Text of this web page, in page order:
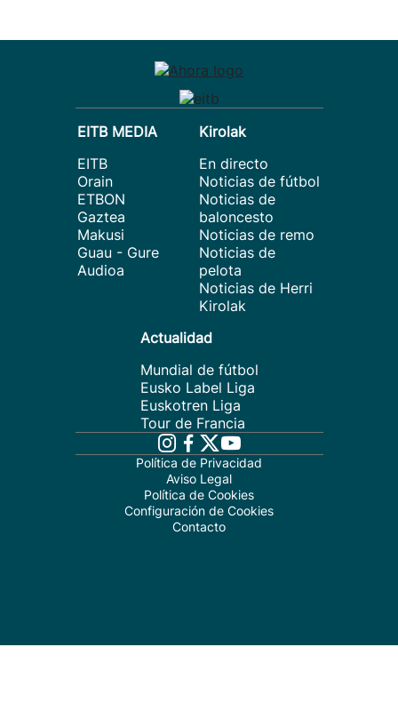
EITB MEDIA
EITB
Orain
ETBON
Gaztea
Makusi
Guau - Gure
Audioa
Kirolak
En directo
Noticias de fútbol
Noticias de
baloncesto
Noticias de remo
Noticias de
pelota
Noticias de Herri
Kirolak
Actualidad
Mundial de fútbol
Eusko Label Liga
Euskotren Liga
Tour de Francia
Política de Privacidad
Aviso Legal
Política de Cookies
Configuración de Cookies
Contacto